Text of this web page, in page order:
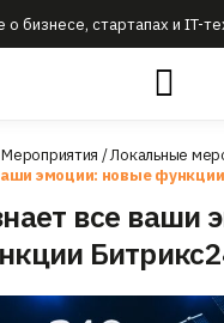
бизнесе, стартапах и IT-
Мероприятия /Локальные
эмоции: новые
все ваши